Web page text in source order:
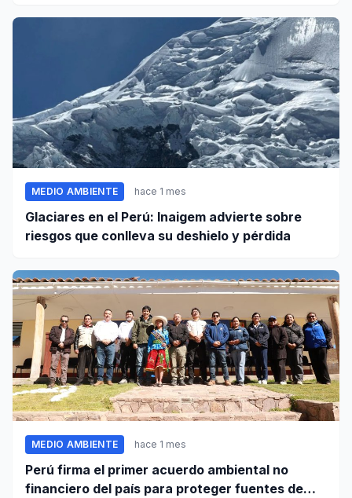
MEDIO AMBIENTE hace 1 mes
Glaciares en el Perú: Inaigem advierte sobre
riesgos que conlleva su deshielo y pérdida
MEDIO AMBIENTE hace 1 mes
Perú firma el primer acuerdo ambiental no
financiero del país para proteger fuentes de